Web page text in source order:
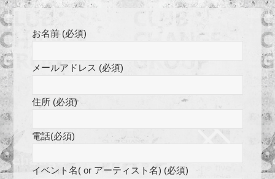
お名前 (必須)
メールアドレス (必須)
住所 (必須)
電話(必須)
イベント名( or アーティスト名) (必須)